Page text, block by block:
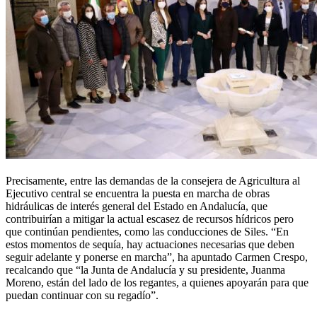
Precisamente, entre las demandas de la consejera de Agricultura al
Ejecutivo central se encuentra la puesta en marcha de obras
hidráulicas de interés general del Estado en Andalucía, que
contribuirían a mitigar la actual escasez de recursos hídricos pero
que continúan pendientes, como las conducciones de Siles. “En
estos momentos de sequía, hay actuaciones necesarias que deben
seguir adelante y ponerse en marcha”, ha apuntado Carmen Crespo,
recalcando que “la Junta de Andalucía y su presidente, Juanma
Moreno, están del lado de los regantes, a quienes apoyarán para que
puedan continuar con su regadío”.